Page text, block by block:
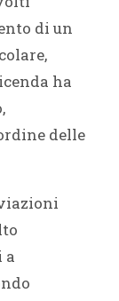
di un
ha
delle
a